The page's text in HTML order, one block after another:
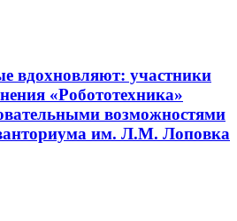
вдохновляют: участники
«Робототехника»
возможностями
им. Л.М. Лоповка